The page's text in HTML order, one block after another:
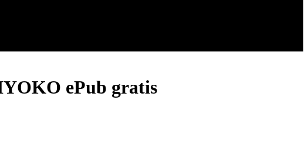
ePub gratis